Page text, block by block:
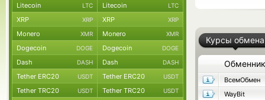
Курсы обмена
Обменник
ВсемОбмен
WayBit
Litecoin LTC Litecoin LTC
XRP XRP XRP XRP
Monero XMR Monero XMR
Dogecoin DOGE Dogecoin DOGE
Dash DASH Dash DASH
Tether ERC20 USDT Tether ERC20 USDT
Tether TRC20 USDT Tether TRC20 USDT